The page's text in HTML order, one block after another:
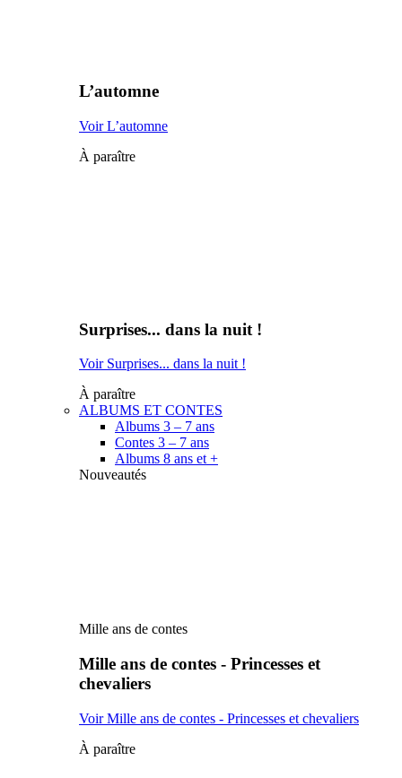
L’automne
Voir L’automne
À paraître
Surprises... dans la nuit !
Voir Surprises... dans la nuit !
À paraître
ALBUMS ET CONTES
Albums 3 – 7 ans
Contes 3 – 7 ans
Albums 8 ans et +
Nouveautés
Mille ans de contes
Mille ans de contes - Princesses et
chevaliers
Voir Mille ans de contes - Princesses et chevaliers
À paraître